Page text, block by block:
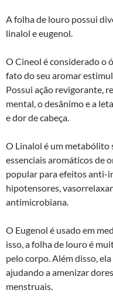
A folha de louro possui
linalol e eugenol.
O Cineol é considerado o
fato do seu aromar
Possui ação revigorante,
mental, o desânimo e a
e dor de cabeça.
O Linalol é um metabólito
essenciais aromáticos de
popular para efeitos anti-
hipotensores,
antimicrobiana.
O Eugenol é usado em
isso, a folha de louro é
pelo corpo. Além disso,
ajudando a amenizar
menstruais.